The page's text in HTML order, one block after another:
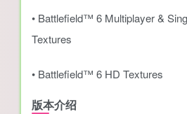
• Battlefield™ 6 Multiplayer &
Textures
• Battlefield™ 6 HD Textures
版本介绍